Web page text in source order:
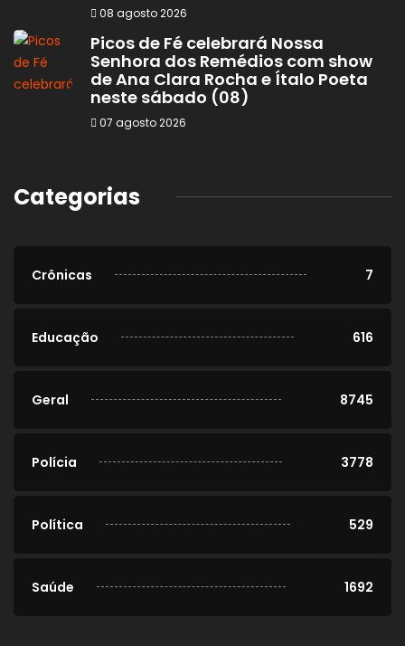
08 agosto 2026
Picos de Fé celebrará Nossa
Senhora dos Remédios com show
de Ana Clara Rocha e Ítalo Poeta
neste sábado (08)
07 agosto 2026
Categorias
Crônicas 7
Educação 616
Geral 8745
Polícia 3778
Política 529
Saúde 1692